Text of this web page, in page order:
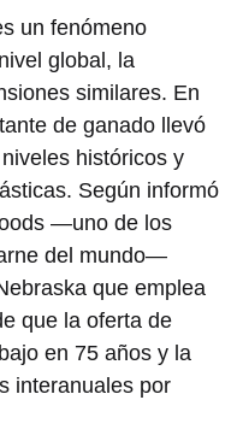
un fenómeno
global, la
similares. En
de ganado llevó
históricos y
Según informó
—uno de los
del mundo—
que emplea
que la oferta de
en 75 años y la
interanuales por